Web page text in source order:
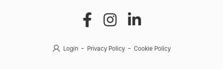
Login Privacy Policy Cookie Policy